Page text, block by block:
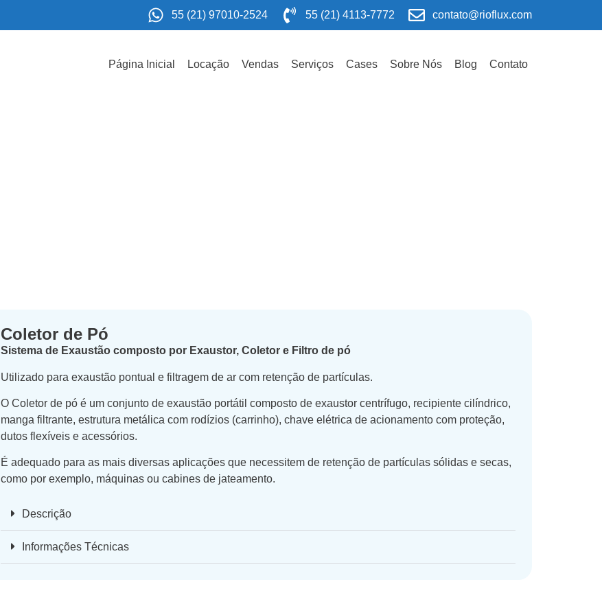
55 (21) 97010-2524 55 (21) 4113-7772 contato@rioflux.com
Página Inicial Locação Vendas Serviços Cases Sobre Nós Blog Contato
Coletor de Pó
Sistema de Exaustão composto por Exaustor, Coletor e Filtro de pó
Utilizado para exaustão pontual e filtragem de ar com retenção de partículas.
O Coletor de pó é um conjunto de exaustão portátil composto de exaustor centrífugo, recipiente cilíndrico,
manga filtrante, estrutura metálica com rodízios (carrinho), chave elétrica de acionamento com proteção,
dutos flexíveis e acessórios.
É adequado para as mais diversas aplicações que necessitem de retenção de partículas sólidas e secas,
como por exemplo, máquinas ou cabines de jateamento.
Descrição
Informações Técnicas